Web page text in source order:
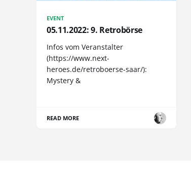
EVENT
05.11.2022: 9. Retrobörse
Infos vom Veranstalter
(https://www.next-
heroes.de/retroboerse-saar/):
Mystery &
READ MORE